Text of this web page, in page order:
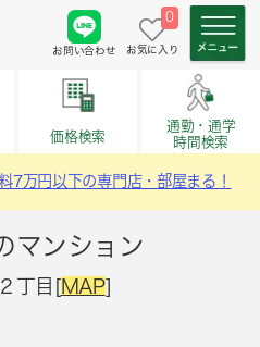
お問い合わせ
0
お気に入り
価格検索
通勤・通学
時間検索
7万円以下の専門店・部屋まる！
マンション
丁目[MAP]